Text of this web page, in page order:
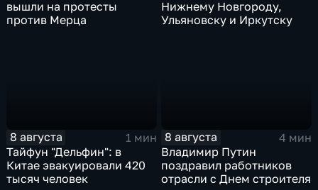
вышли на протесты
против Мерца
Нижнему Новгороду,
Ульяновску и Иркутску
8 августа
1 мин
Тайфун "Дельфин": в
Китае эвакуировали 420
тысяч человек
8 августа
4 мин
Владимир Путин
поздравил работников
отрасли с Днем строителя